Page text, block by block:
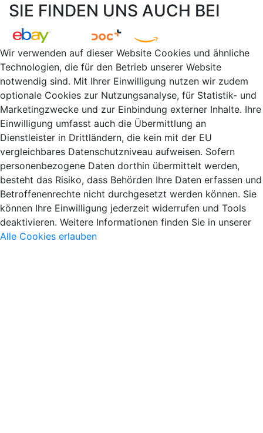
SIE FINDEN UNS AUCH BEI
Wir verwenden auf dieser Website Cookies und ähnliche
Technologien, die für den Betrieb unserer Website
notwendig sind. Mit Ihrer Einwilligung nutzen wir zudem
optionale Cookies zur Nutzungsanalyse, für Statistik- und
Marketingzwecke und zur Einbindung externer Inhalte. Ihre
Einwilligung umfasst auch die Übermittlung an
Dienstleister in Drittländern, die kein mit der EU
vergleichbares Datenschutzniveau aufweisen. Sofern
personenbezogene Daten dorthin übermittelt werden,
besteht das Risiko, dass Behörden Ihre Daten erfassen und
Betroffenenrechte nicht durchgesetzt werden können. Sie
können Ihre Einwilligung jederzeit widerrufen und Tools
deaktivieren. Weitere Informationen finden Sie in unserer
Alle Cookies erlauben